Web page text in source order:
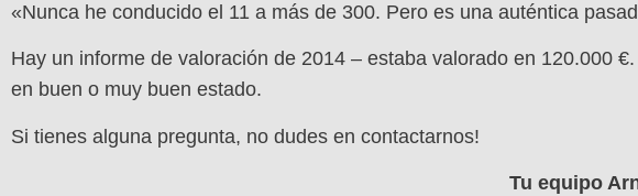
«Nunca he conducido el 11 a más de 300. Pero es una auténtica
Hay un informe de valoración de 2014 – estaba valorado en 120.000
en buen o muy buen estado.
Si tienes alguna pregunta, no dudes en contactarnos!
Tu equipo